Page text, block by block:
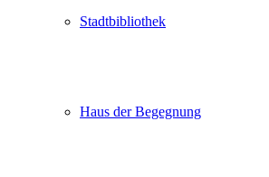
Stadtbibliothek
Haus der Begegnung